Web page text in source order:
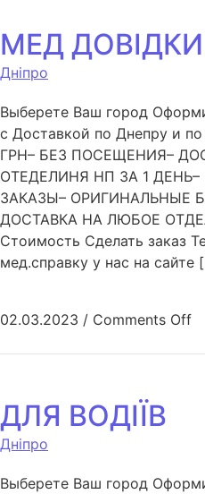
МЕД ДОВІДКИ
Дніпро
Выберете Ваш город
с Доставкой по Днепру и
ГРН– БЕЗ ПОСЕЩЕНИЯ–
ОТЕДЕЛИНЯ НП ЗА 1
ЗАКАЗЫ– ОРИГИНАЛЬНЫЕ
ДОСТАВКА НА ЛЮБОЕ
Стоимость Сделать заказ
мед.справку у нас на сайте
02.03.2023 / Comments Off
ДЛЯ ВОДІЇВ
Дніпро
Выберете Ваш город